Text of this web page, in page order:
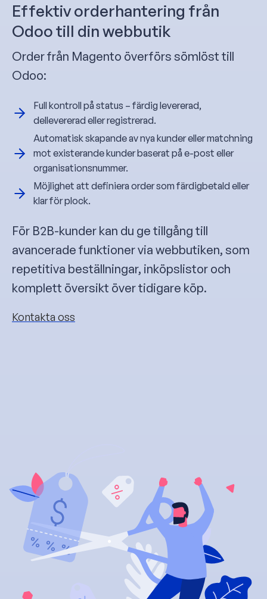
Effektiv orderhantering från
Odoo till din webbutik
Order från Magento överförs sömlöst till
Odoo:
Full kontroll på status – färdig levererad,
dellevererad eller registrerad.
Automatisk skapande av nya kunder eller matchning
mot existerande kunder baserat på e-post eller
organisationsnummer.
Möjlighet att definiera order som färdigbetald eller
klar för plock.
För B2B-kunder kan du ge tillgång till
avancerade funktioner via webbutiken, som
repetitiva beställningar, inköpslistor och
komplett översikt över tidigare köp.
Kontakta oss